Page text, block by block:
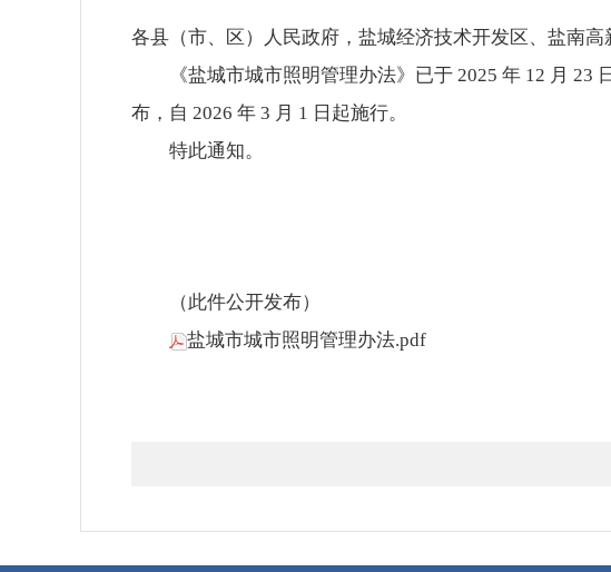
各县（市、区）人民政府，盐城经济技术开发区、盐南高
《盐城市城市照明管理办法》已于 2025 年 12 月 23
布，自 2026 年 3 月 1 日 起施行。
特此通知。
（此件公开发布）
盐城市城市照明管理办法.pdf